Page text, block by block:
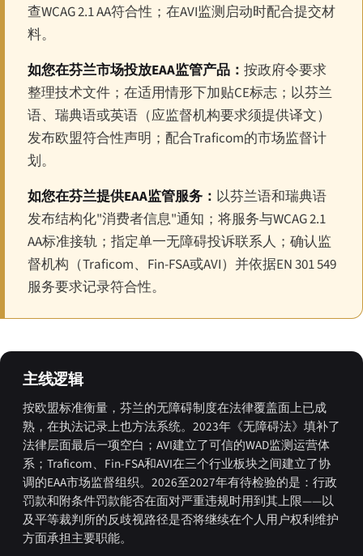
查WCAG 2.1 AA符合性；在AVI监测启动时配合提交材
料。
如您在芬兰市场投放EAA监管产品： 按政府令要求
整理技术文件；在适用情形下加贴CE标志；以芬兰
语、瑞典语或英语（应监督机构要求须提供译文）
发布欧盟符合性声明；配合Traficom的市场监督计
划。
如您在芬兰提供EAA监管服务： 以芬兰语和瑞典语
发布结构化"消费者信息"通知；将服务与WCAG 2.1
AA标准接轨；指定单一无障碍投诉联系人；确认监
督机构（Traficom、Fin-FSA或AVI）并依据EN 301 549
服务要求记录符合性。
主线逻辑
按欧盟标准衡量，芬兰的无障碍制度在法律覆盖面上已成
熟，在执法记录上也方法系统。2023年《无障碍法》填补了
法律层面最后一项空白；AVI建立了可信的WAD监测运营体
系；Traficom、Fin-FSA和AVI在三个行业板块之间建立了协
调的EAA市场监督组织。2026至2027年有待检验的是：行政
罚款和附条件罚款能否在面对严重违规时用到其上限——以
及平等裁判所的反歧视路径是否将继续在个人用户权利维护
方面承担主要职能。